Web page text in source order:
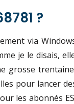
?
via
je le disais,
grosse
pour lancer
les abonnés